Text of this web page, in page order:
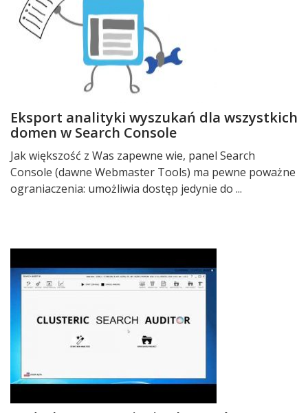
Eksport analityki wyszukań dla wszystkich
domen w Search Console
Jak większość z Was zapewne wie, panel Search
Console (dawne Webmaster Tools) ma pewne poważne
ograniaczenia: umożliwia dostęp jedynie do ...